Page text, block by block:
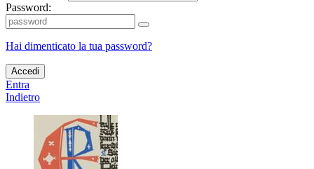
Password:
Hai dimenticato la tua password?
Accedi
Entra
Indietro